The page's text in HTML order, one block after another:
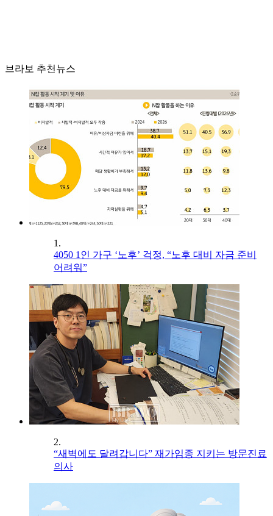
브라보 추천뉴스
1.
4050 1인 가구 ‘노후’ 걱정, “노후 대비 자금 준비
어려워”
2.
“새벽에도 달려갑니다” 재가임종 지키는 방문진료
의사